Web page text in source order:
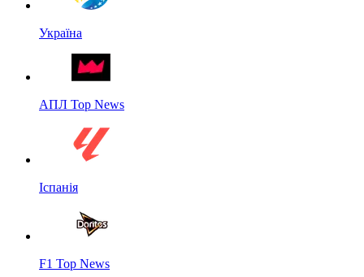
Україна
АПЛ Top News
Іспанія
F1 Top News